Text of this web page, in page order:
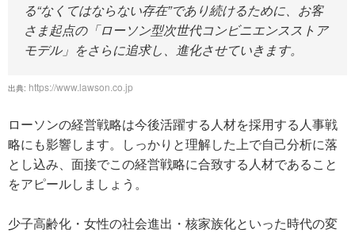
る“なくてはならない存在”であり続けるために、お客
さま起点の「ローソン型次世代コンビニエンスストア
モデル」をさらに追求し、進化させていきます。
出典: https://www.lawson.co.jp
ローソンの経営戦略は今後活躍する人材を採用する人事戦
略にも影響します。しっかりと理解した上で自己分析に落
とし込み、面接でこの経営戦略に合致する人材であること
をアピールしましょう。
少子高齢化・女性の社会進出・核家族化といった時代の変